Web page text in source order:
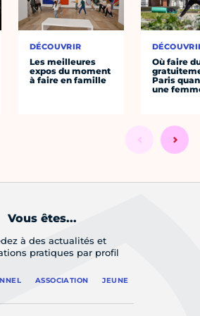
DÉCOUVRIR
Les meilleures
expos du moment
à faire en famille
Où faire
Paris
une
Vous êtes...
à des actualités et
pratiques par profil
ASSOCIATION JEUNE